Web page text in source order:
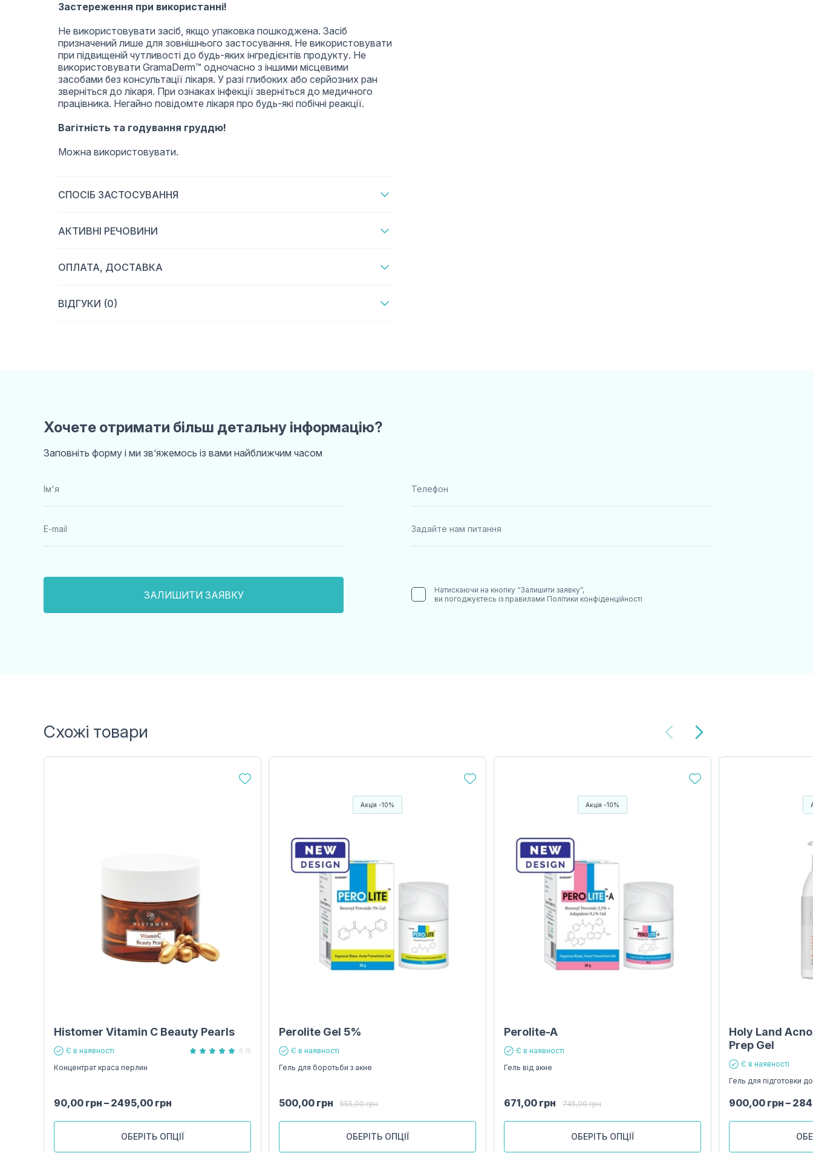
Застереження при використанні!
Не використовувати засіб, якщо упаковка пошкоджена. Засіб
призначений лише для зовнішнього застосування. Не використовувати
при підвищеній чутливості до будь-яких інгредієнтів продукту. Не
використовувати GramaDerm™ одночасно з іншими місцевими
засобами без консультації лікаря. У разі глибоких або серйозних ран
зверніться до лікаря. При ознаках інфекції зверніться до медичного
працівника. Негайно повідомте лікаря про будь-які побічні реакції.
Вагітність та годування груддю!
Можна використовувати.
СПОСІБ ЗАСТОСУВАННЯ
АКТИВНІ РЕЧОВИНИ
ОПЛАТА, ДОСТАВКА
ВІДГУКИ (0)
Хочете отримати більш детальну інформацію?
Заповніть форму і ми звʼяжемось із вами найближчим часом
Натискаючи на кнопку “Залишити заявку”,
ви погоджуєтесь із правилами Політики конфіденційності
Схожі товари
Histomer Vitamin C Beauty Pearls
Є в наявності 5 /5
Концентрат краса перлин
90,00 грн – 2495,00 грн
ОБЕРІТЬ ОПЦІЇ
Акція -10%
Perolite Gel 5%
Є в наявності
Гель для боротьби з акне
500,00 грн 555,00грн
ОБЕРІТЬ ОПЦІЇ
Акція -10%
Perolite-A
Є в наявності
Гель від акне
671,00 грн 745,00грн
ОБЕРІТЬ ОПЦІЇ
Holy Land
Prep Gel
Є в наявності
Гель для підготовки
900,00 грн –